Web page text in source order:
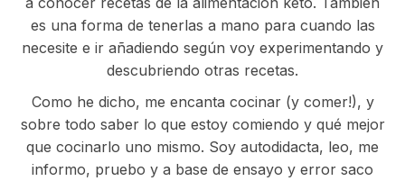
es una forma de tenerlas a mano para cuando las
necesite e ir añadiendo según voy experimentando y
descubriendo otras recetas.
Como he dicho, me encanta cocinar (y comer!), y
sobre todo saber lo que estoy comiendo y qué mejor
que cocinarlo uno mismo. Soy autodidacta, leo, me
informo, pruebo y a base de ensayo y error saco